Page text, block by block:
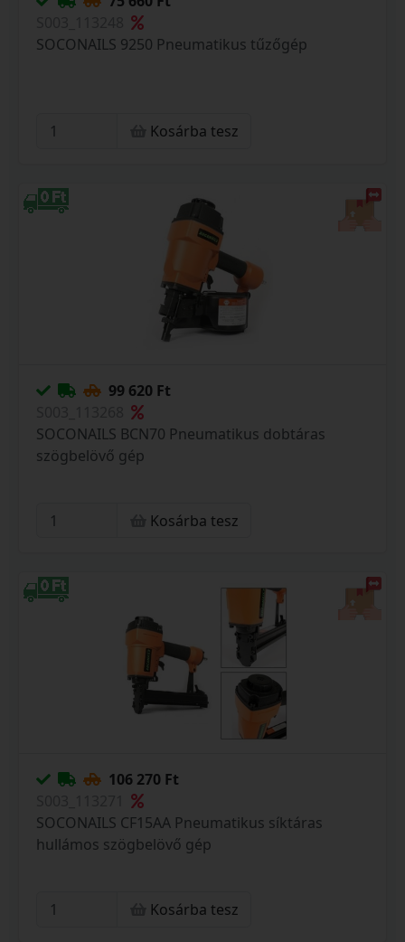
SOCONAILS 9250 Pneumatikus tűzőgép
Kosárba tesz
99 620 Ft
SOCONAILS BCN70 Pneumatikus dobtáras
szögbelövő gép
Kosárba tesz
106 270 Ft
SOCONAILS CF15AA Pneumatikus síktáras
hullámos szögbelövő gép
Kosárba tesz